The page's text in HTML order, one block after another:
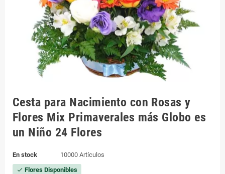
Cesta para Nacimiento con Rosas y
Flores Mix Primaverales más Globo es
un Niño 24 Flores
En stock 10000 Artículos
check Flores Disponibles